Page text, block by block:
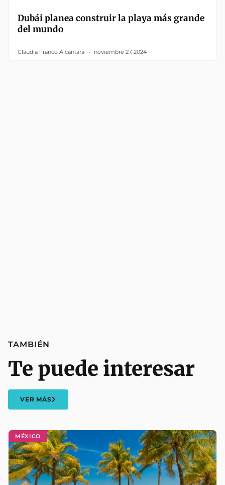
Dubái planea construir la playa más grande
del mundo
Claudia Franco Alcántara noviembre 27, 2024
MÉXICO
TAMBIÉN
Te puede interesar
VER MÁS